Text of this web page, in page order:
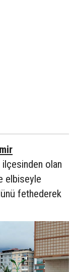
ilçesinden olan
elbiseyle
fethederek